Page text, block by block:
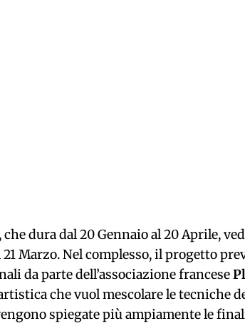
dura dal 20 Gennaio al 20 Aprile,
21 Marzo. Nel complesso, il progetto
da parte dell’associazione francese
che vuol mescolare le
spiegate più ampiamente le